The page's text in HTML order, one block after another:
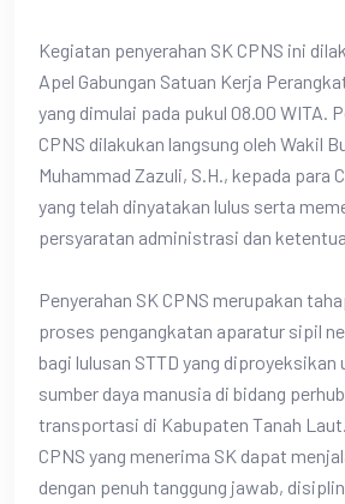
Kegiatan penyerahan SK CPNS ini
Apel Gabungan Satuan Kerja
yang dimulai pada pukul 08.00 WITA.
CPNS dilakukan langsung oleh Wakil
Muhammad Zazuli, S.H., kepada para
yang telah dinyatakan lulus serta
persyaratan administrasi dan
Penyerahan SK CPNS merupakan
proses pengangkatan aparatur sipil
bagi lulusan STTD yang
sumber daya manusia di bidang
transportasi di Kabupaten Tanah
CPNS yang menerima SK dapat
dengan penuh tanggung jawab,